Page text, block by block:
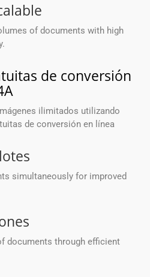
of documents with high
de conversión
ilimitados utilizando
de conversión en línea
simultaneously for improved
documents through efficient